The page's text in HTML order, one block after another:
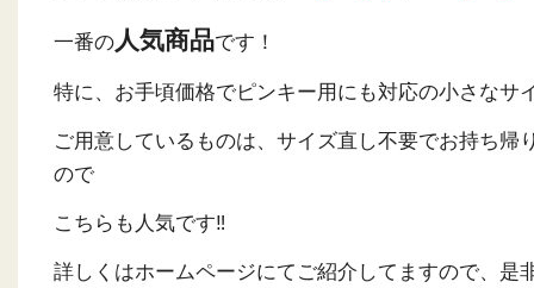
一番の 人気商品です！
特に、お手頃価格でピンキー用にも対応の小さなサ
ご用意しているものは、サイズ直し不要でお持ち帰
ので
こちらも人気です‼
詳しくはホームページにてご紹介してますので、是